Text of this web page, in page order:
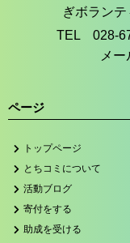
ぎボラン
TEL 028-
メ
ページ
トップページ
とちコミについて
活動ブログ
寄付をする
助成を受ける